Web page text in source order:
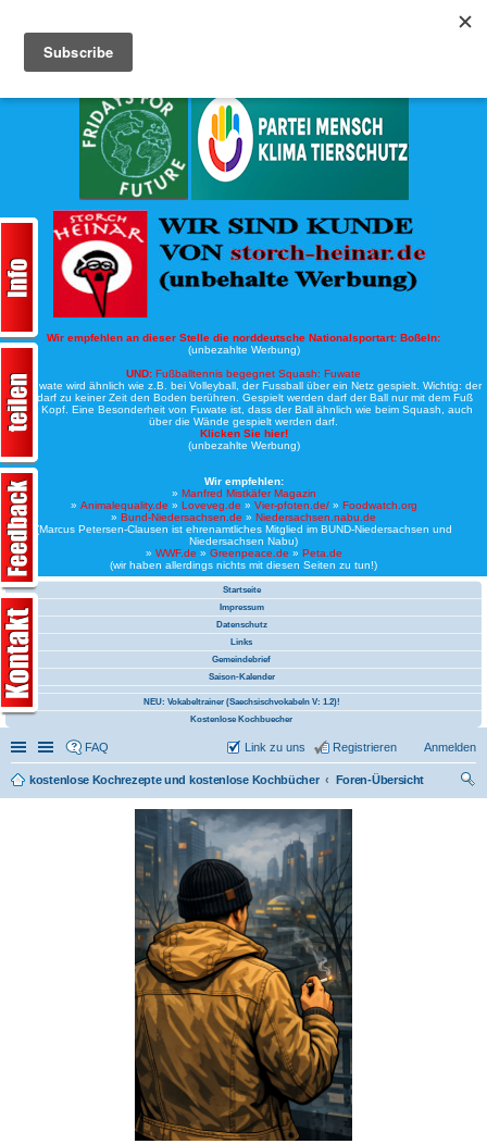
Wir empfehlen an dieser Stelle die norddeutsche Nationalsportart: Boßeln:
(unbezahlte Werbung)
UND: Fußballtennis begegnet Squash: Fuwate
Bei Fuwate wird ähnlich wie z.B. bei Volleyball, der Fussball über ein Netz gespielt. Wichtig: der
Ball darf zu keiner Zeit den Boden berühren. Gespielt werden darf der Ball nur mit dem Fuß
oder Kopf. Eine Besonderheit von Fuwate ist, dass der Ball ähnlich wie beim Squash, auch
über die Wände gespielt werden darf.
Klicken Sie hier!
(unbezahlte Werbung)
Wir empfehlen:
» Manfred Mistkäfer Magazin
» Animalequality.de » Loveveg.de » Vier-pfoten.de/» Foodwatch.org
» Bund-Niedersachsen.de » Niedersachsen.nabu.de
(Marcus Petersen-Clausen ist ehrenamtliches Mitglied im BUND-Niedersachsen und
Niedersachsen Nabu)
» WWF.de » Greenpeace.de » Peta.de
(wir haben allerdings nichts mit diesen Seiten zu tun!)
Startseite
Impressum
Datenschutz
Links
Gemeindebrief
Saison-Kalender
NEU: Vokabeltrainer (Saechsischvokabeln V: 1.2)!
Kostenlose Kochbuecher
Schnellzugriff
Linkliste
FAQ Anmelden
Registrieren
Link zu uns
kostenlose Kochrezepte und kostenlose Kochbücher
Foren-Übersicht